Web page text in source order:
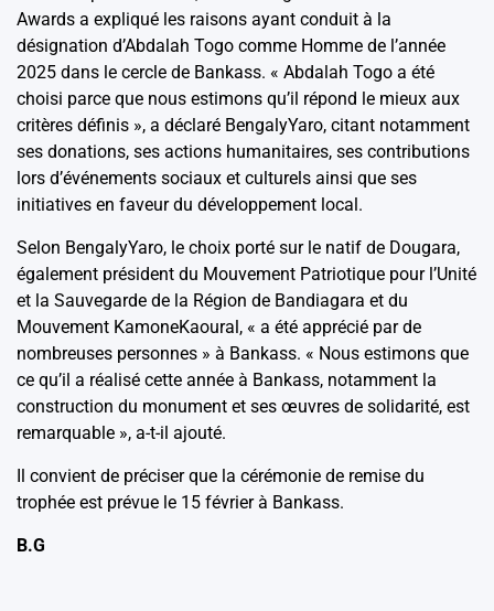
Awards a expliqué les raisons ayant conduit à la
désignation d’Abdalah Togo comme Homme de l’année
2025 dans le cercle de Bankass. « Abdalah Togo a été
choisi parce que nous estimons qu’il répond le mieux aux
critères définis », a déclaré BengalyYaro, citant notamment
ses donations, ses actions humanitaires, ses contributions
lors d’événements sociaux et culturels ainsi que ses
initiatives en faveur du développement local.
Selon BengalyYaro, le choix porté sur le natif de Dougara,
également président du Mouvement Patriotique pour l’Unité
et la Sauvegarde de la Région de Bandiagara et du
Mouvement KamoneKaoural, « a été apprécié par de
nombreuses personnes » à Bankass. « Nous estimons que
ce qu’il a réalisé cette année à Bankass, notamment la
construction du monument et ses œuvres de solidarité, est
remarquable », a-t-il ajouté.
Il convient de préciser que la cérémonie de remise du
trophée est prévue le 15 février à Bankass.
B.G